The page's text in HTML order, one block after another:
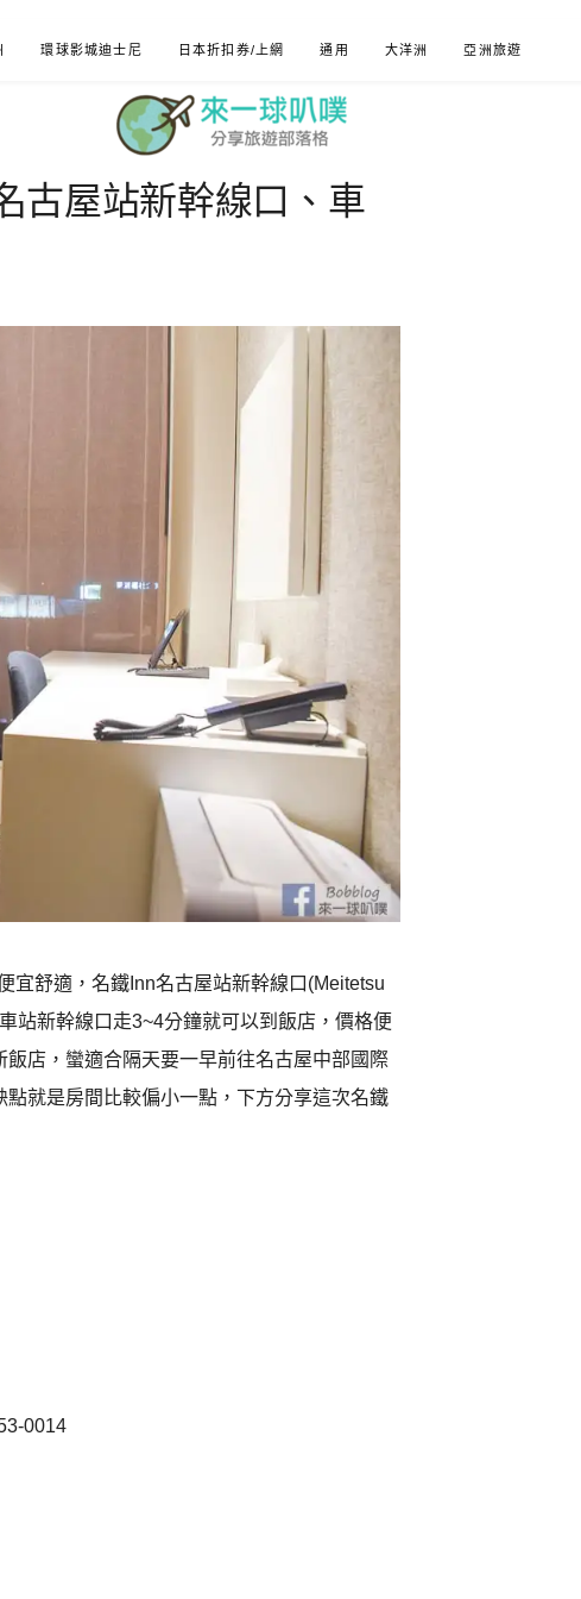
環球影城迪士尼 日本折扣券/上網 通用 大洋洲 亞洲旅遊
古屋站新幹線口、車
宜舒適，名鐵Inn名古屋站新幹線口(Meitetsu
站新幹線口走3~4分鐘就可以到飯店，價格便
店，蠻適合隔天要一早前往名古屋中部國際
就是房間比較偏小一點，下方分享這次名鐵
0014